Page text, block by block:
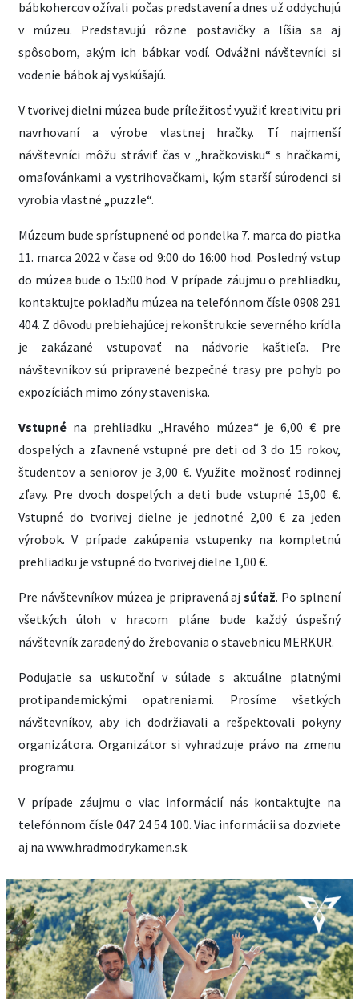
bábkohercov ožívali počas predstavení a dnes už oddychujú
v múzeu. Predstavujú rôzne postavičky a líšia sa aj
spôsobom, akým ich bábkar vodí. Odvážni návštevníci si
vodenie bábok aj vyskúšajú.
V tvorivej dielni múzea bude príležitosť využiť kreativitu pri
navrhovaní a výrobe vlastnej hračky. Tí najmenší
návštevníci môžu stráviť čas v „hračkovisku“ s hračkami,
omaľovánkami a vystrihovačkami, kým starší súrodenci si
vyrobia vlastné „puzzle“.
Múzeum bude sprístupnené od pondelka 7. marca do piatka
11. marca 2022 v čase od 9:00 do 16:00 hod. Posledný vstup
do múzea bude o 15:00 hod. V prípade záujmu o prehliadku,
kontaktujte pokladňu múzea na telefónnom čísle 0908 291
404. Z dôvodu prebiehajúcej rekonštrukcie severného krídla
je zakázané vstupovať na nádvorie kaštieľa. Pre
návštevníkov sú pripravené bezpečné trasy pre pohyb po
expozíciách mimo zóny staveniska.
Vstupné na prehliadku „Hravého múzea“ je 6,00 € pre
dospelých a zľavnené vstupné pre deti od 3 do 15 rokov,
študentov a seniorov je 3,00 €. Využite možnosť rodinnej
zľavy. Pre dvoch dospelých a deti bude vstupné 15,00 €.
Vstupné do tvorivej dielne je jednotné 2,00 € za jeden
výrobok. V prípade zakúpenia vstupenky na kompletnú
prehliadku je vstupné do tvorivej dielne 1,00 €.
Pre návštevníkov múzea je pripravená ajsúťaž. Po splnení
všetkých úloh v hracom pláne bude každý úspešný
návštevník zaradený do žrebovania o stavebnicu MERKUR.
Podujatie sa uskutoční v súlade s aktuálne platnými
protipandemickými opatreniami. Prosíme všetkých
návštevníkov, aby ich dodržiavali a rešpektovali pokyny
organizátora. Organizátor si vyhradzuje právo na zmenu
programu.
V prípade záujmu o viac informácií nás kontaktujte na
telefónnom čísle 047 24 54 100. Viac informácii sa dozviete
aj na www.hradmodrykamen.sk.